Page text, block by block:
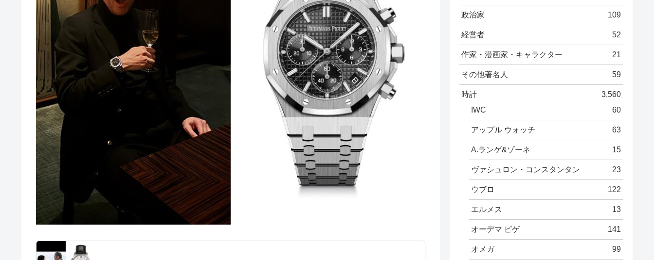
政治家 109
経営者 52
作家・漫画家・キャラクター 21
その他著名人 59
時計
3,560
IWC
60
アップル ウォッチ 63
A.ランゲ&ゾーネ 15
ヴァシュロン・コンスタンタン 23
ウブロ 122
エルメス 13
オーデマ ピゲ 141
オメガ 99